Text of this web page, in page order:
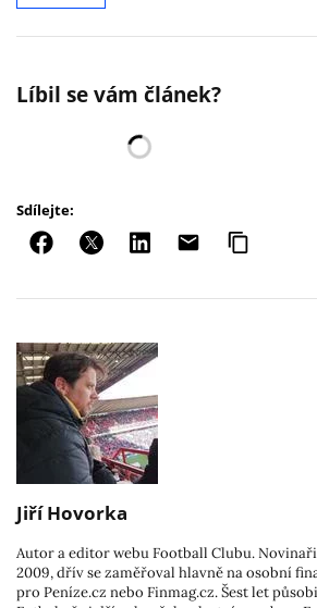
Líbil se vám článek?
Sdílejte:
Jiří Hovorka
Autor a editor webu Football Clubu.
2009, dřív se zaměřoval hlavně na osobní
pro Peníze.cz nebo Finmag.cz. Šest let